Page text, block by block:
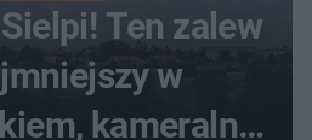
Ten zalew
w
kameralny i